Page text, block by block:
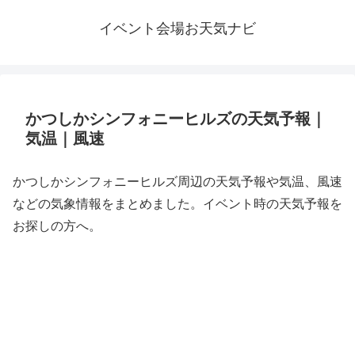
イベント会場お天気ナビ
かつしかシンフォニーヒルズの天気予報｜
気温｜風速
かつしかシンフォニーヒルズ周辺の天気予報や気温、風速
などの気象情報をまとめました。イベント時の天気予報を
お探しの方へ。